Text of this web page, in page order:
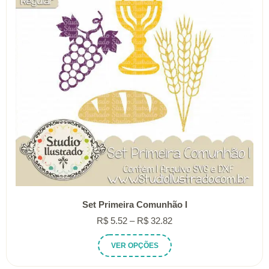
escolhidas
na
página
do
produto
Set Primeira Comunhão I
R$ 5.52 – R$ 32.82Faixa
VER OPÇÕES
produto
tem